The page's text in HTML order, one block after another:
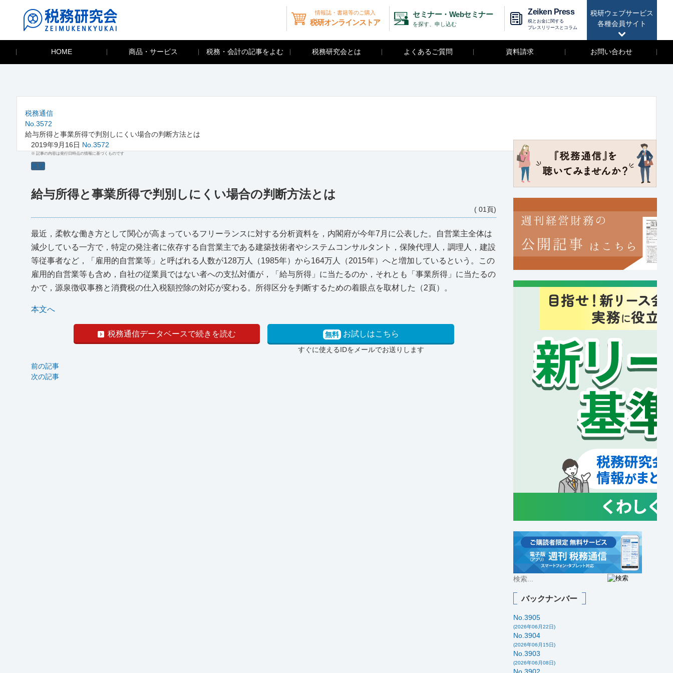
税研ウェブサービス
各種会員サイト
情報誌・書籍等のご購入
税研オンラインストア
セミナー・Webセミナー
を探す、申し込む
Zeiken Press
税とお金に関する
プレスリリースとコラム
HOME 商品・サービス 税務・会計の記事をよむ 税務研究会とは よくあるご質問 資料請求 お問い合わせ
税務通信
No.3572
給与所得と事業所得で判別しにくい場合の判断方法とは
2019年9月16日 No.3572
※ 記事の内容は発行日時点の情報に基づくものです
展望
給与所得と事業所得で判別しにくい場合の判断方法とは
( 01頁)
最近，柔軟な働き方として関心が高まっているフリーランスに対する分析資料を，内閣府が今年7月に公表した。自営業主全体は
減少している一方で，特定の発注者に依存する自営業主である建築技術者やシステムコンサルタント，保険代理人，調理人，建設
等従事者など，「雇用的自営業等」と呼ばれる人数が128万人（1985年）から164万人（2015年）へと増加しているという。この
雇用的自営業等も含め，自社の従業員ではない者への支払対価が，「給与所得」に当たるのか，それとも「事業所得」に当たるの
かで，源泉徴収事務と消費税の仕入税額控除の対応が変わる。所得区分を判断するための着眼点を取材した（2頁）。
本文へ
税務通信データベースで続きを読む 無料 お試しはこちら
すぐに使えるIDをメールでお送りします
前の記事
次の記事
バックナンバー
No.3905
(2026年06月22日)
No.3904
(2026年06月15日)
No.3903
(2026年06月08日)